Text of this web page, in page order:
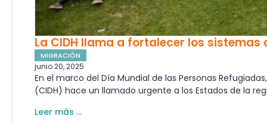
La CIDH llama a fortalecer los sistemas
MIGRACIÓN
junio 20, 2025
En el marco del Día Mundial de las Personas
(CIDH) hace un llamado urgente a los Estados de la
Leer más ...